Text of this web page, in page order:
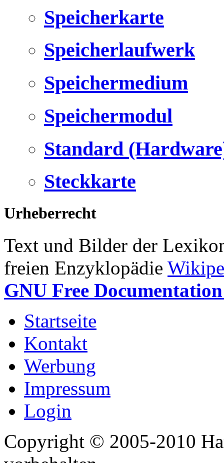
Speicherkarte
Speicherlaufwerk
Speichermedium
Speichermodul
Standard
Steckkarte
Urheberrecht
Text und Bilder der
freien Enzyklopädie
GNU Free
Startseite
Kontakt
Werbung
Impressum
Login
Copyright © 2005-2010